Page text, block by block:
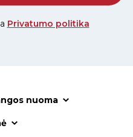
Privatumo politika
nuoma